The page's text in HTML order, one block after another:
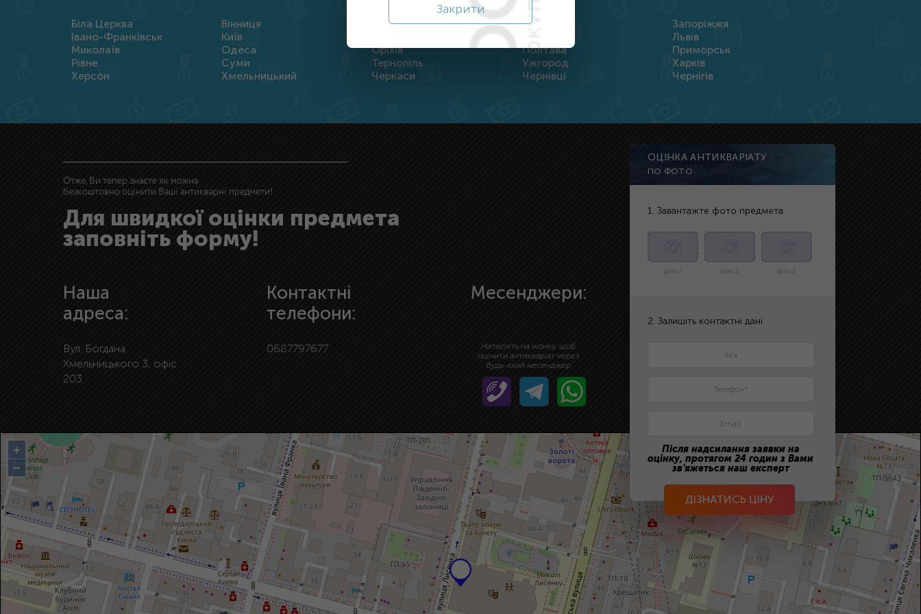
Біла Церква Вінниця Дніпро Житомир
Запоріжжя
Івано-Франківськ
Київ
Львів
Миколаїв
Одеса Оріхів Полтава
Приморськ
Рівне
Суми Тернопіль Ужгород
Харків
Херсон
Хмельницький Черкаси Чернівці Чернігів
Отже, Ви тепер знаєте як можна
безкоштовно оцінити Ваші антикварні предмети!
Для швидкої оцінки предмета
заповніть форму!
Наша
адреса:
Вул. Богдана
Хмельницького 3, офіс
203
Контактні
телефони:
0687797677
Месенджери:
Натисніть на іконку, щоб
оцінити антикваріат через
будь-який месенджер
ОЦІНКА АНТИКВАРІАТУ
ПО ФОТО
1. Завантажте фото предмета
фото 1 фото 2 фото 3
2. Залишіть контактні дані
Після надсилання заявки на
оцінку, протягом 24 годин з Вами
зв'яжеться наш експерт
ДІЗНАТИСЬ ЦІНУ
+
−
Закрити